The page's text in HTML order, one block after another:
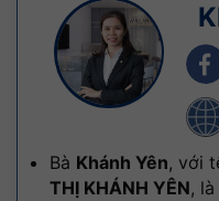
Bà Khánh Yên, với
THỊ KHÁNH YÊN,